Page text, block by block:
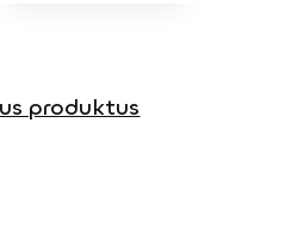
produktus